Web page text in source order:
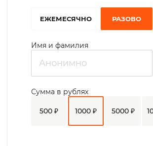
EЖЕМЕСЯЧНО РАЗОВО
Имя и фамилия
500 ₽ 1000 ₽ 5000 ₽
Сумма в рублях